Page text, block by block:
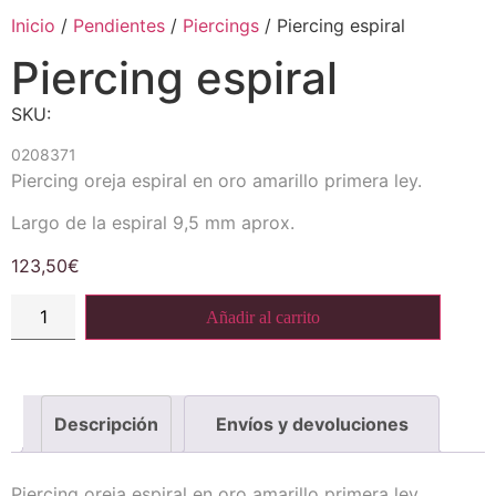
Inicio / Pendientes / Piercings / Piercing espiral
Piercing espiral
SKU:
0208371
Piercing oreja espiral en oro amarillo primera ley.
Largo de la espiral 9,5 mm aprox.
123,50€
Añadir al carrito
Descripción Envíos y devoluciones